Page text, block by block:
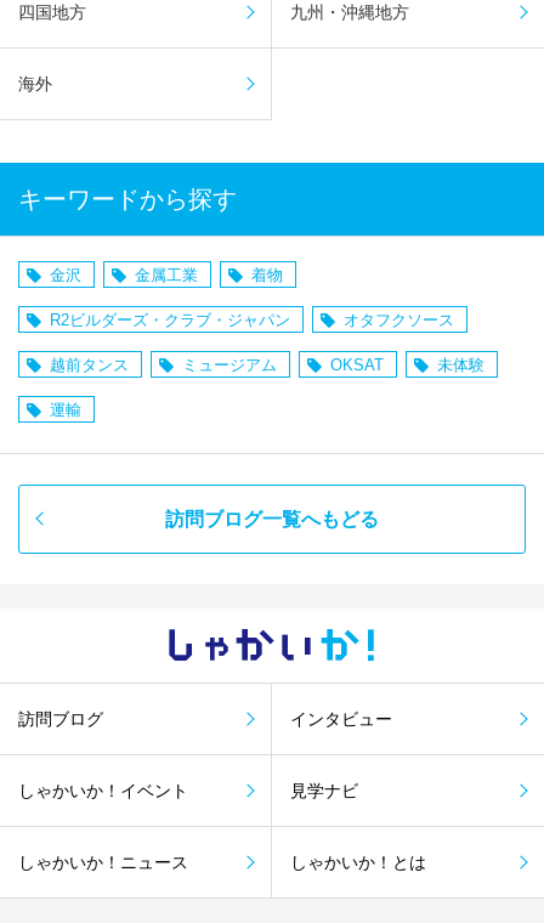
四国地方 九州・沖縄地方
海外
キーワードから探す
金沢 金属工業 着物
R2ビルダーズ・クラブ・ジャパン オタフクソース
越前タンス ミュージアム OKSAT 未体験
運輸
訪問ブログ一覧へもどる
しゃかい か！
訪問ブログ インタビュー
しゃかいか！イベント 見学ナビ
しゃかいか！ニュース しゃかいか！とは